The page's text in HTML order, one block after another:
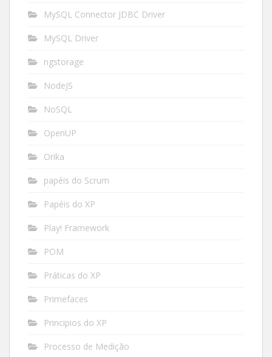
MySQL Connector JDBC Driver
MySQL Driver
ngstorage
NodeJS
NoSQL
OpenUP
Orika
papéis do Scrum
Papéis do XP
Play! Framework
POM
Práticas do XP
Primefaces
Principios do XP
Processo de Medição